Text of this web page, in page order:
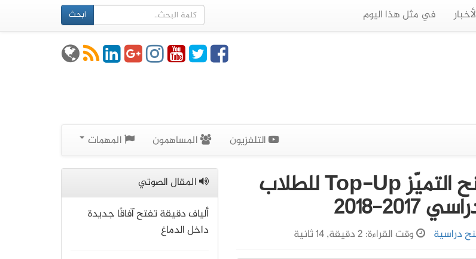
في مثل هذا اليوم ابحث
التلفزيون المساهمون المهمات
جامعة جينت البلجيكية تقدم منح التميّز Top-Up للطلاب
2018
دراسية وقت القراءة: 2 دقيقة, 14 ثانية
المقال الصوتي
ألياف دقيقة تفتح آفاقًا جديدة
داخل الدماغ